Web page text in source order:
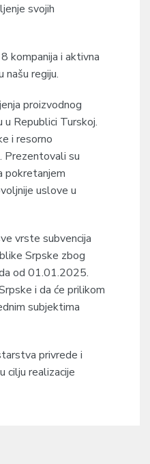
svojih
kompanija i aktivna
regiju.
proizvodnog
Republici Turskoj.
i resorno
Prezentovali su
pokretanjem
uslove u
vrste subvencija
Srpske zbog
od 01.01.2025.
i da će prilikom
subjektima
privrede i
cilju realizacije